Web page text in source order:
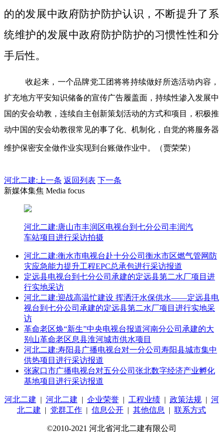
的的发展中政府防护防护认识，不断提升了系
统维护的发展中政府防护防护的习惯性性和分
手后性。
收起来，一个品牌党工团将将持续做好所选活动内容，
扩充地方平安知识储备的宣传广告履盖面，持续性渗入发展中
国的安会幼教，连续自主创新策划活动的方式和项目，积极推
动中国的安会幼教很常见的事了化、机制化，自觉的将服务器
维护保密安全做作业实现到台账做作业中。（贾荣荣）
河北二建: 上一条 返回列表 下一条
新媒体集焦 Media focus
河北二建:唐山市丰润区电视台到七分公司丰润汽
车站项目进行采访拍摄
河北二建:衡水市电视台赴十分公司衡水市区燃气管网防
灾应急能力提升工程EPC总承包进行采访报道
定远县电视台到七分公司承建的定远县第二水厂项目进
行实地采访
河北二建:迎战高温忙建设 挥洒汗水保供水——定远县电
视台到七分公司承建的定远县第二水厂项目进行实地采
访
革命老区焕“新生”中央电视台报道河南分公司承建的大
别山革命老区息县淮河城市供水项目
河北二建:寿阳县广播电视台对一分公司寿阳县城市集中
供热项目进行采访报道
张家口市广播电视台对五分公司张北数字经济产业孵化
基地项目进行采访报道
河北二建 | 河北二建 | 企业荣誉| 工程业绩| 政策法规| 河
北二建 | 党群工作 | 信息公开 | 其他信息 | 联系方式
©2010-2021 河北省河北二建有限公司